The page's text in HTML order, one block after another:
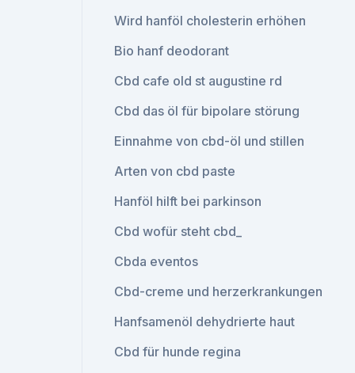
Wird hanföl cholesterin erhöhen
Bio hanf deodorant
Cbd cafe old st augustine rd
Cbd das öl für bipolare störung
Einnahme von cbd-öl und stillen
Arten von cbd paste
Hanföl hilft bei parkinson
Cbd wofür steht cbd_
Cbda eventos
Cbd-creme und herzerkrankungen
Hanfsamenöl dehydrierte haut
Cbd für hunde regina